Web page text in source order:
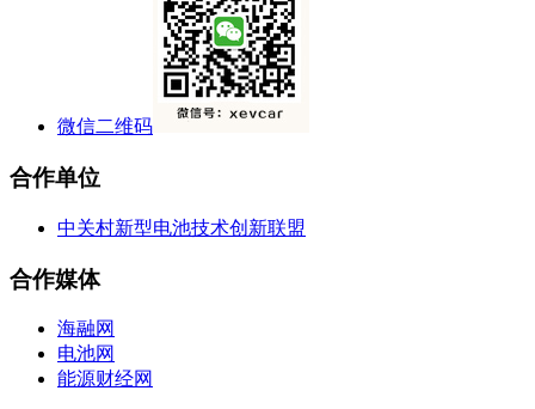
微信二维码
合作单位
中关村新型电池技术创新联盟
合作媒体
海融网
电池网
能源财经网